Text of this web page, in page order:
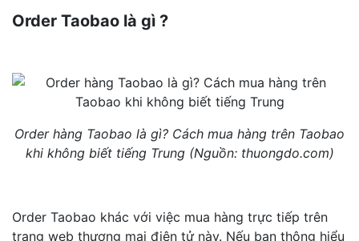
Order Taobao là gì ?
Order hàng Taobao là gì? Cách mua hàng trên Taobao
khi không biết tiếng Trung (Nguồn: thuongdo.com)
Order Taobao khác với việc mua hàng trực tiếp trên
trang web thương mại điện tử này. Nếu bạn thông hiểu